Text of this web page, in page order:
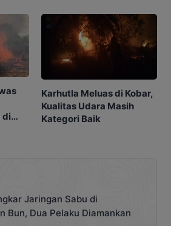
di
Karhutla Meluas di Kobar,
Kualitas Udara Masih
Kategori Baik
Jaringan Sabu di
Bun, Dua Pelaku Diamankan